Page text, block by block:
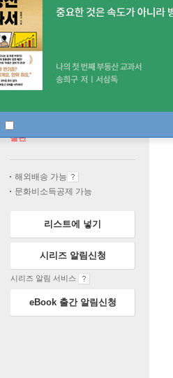
절판
해외배송 가능
문화비소득공제 가능
리스트에 넣기
시리즈 알림신청
시리즈 알림 서비스
eBook 출간 알림신청